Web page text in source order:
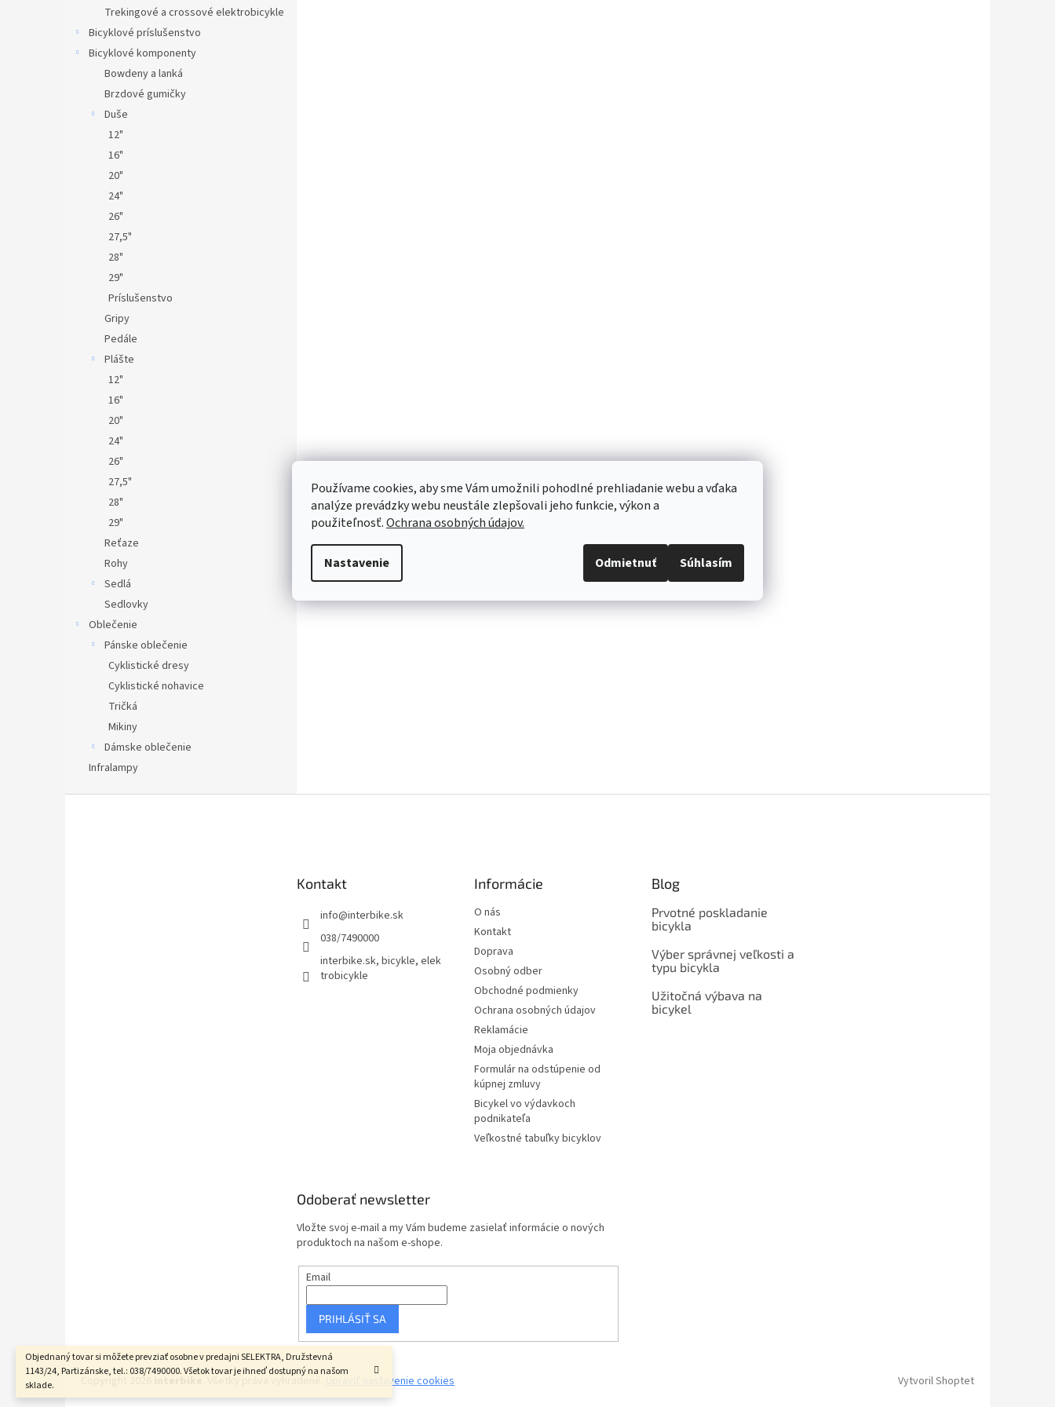
Používame cookies, aby sme Vám umožnili pohodlné prehliadanie webu a vďaka
analýze prevádzky webu neustále zlepšovali jeho funkcie, výkon a
použiteľnosť.Ochrana osobných údajov.
Nastavenie Odmietnuť Súhlasím
Objednaný tovar si môžete prevziať osobne v predajni SELEKTRA, Družstevná
1143/24, Partizánske, tel.: 038/7490000. Všetok tovar je ihneď dostupný na našom
sklade.
Trekingové a crossové elektrobicykle
Bicyklové príslušenstvo
Bicyklové komponenty
Bowdeny a lanká
Brzdové gumičky
Duše
12"
16"
20"
24"
26"
27,5"
28"
29"
Príslušenstvo
Gripy
Pedále
Plášte
12"
16"
20"
24"
26"
27,5"
28"
29"
Reťaze
Rohy
Sedlá
Sedlovky
Oblečenie
Pánske oblečenie
Cyklistické dresy
Cyklistické nohavice
Tričká
Mikiny
Dámske oblečenie
Infralampy
Kontakt
info@interbike.sk
038/7490000
interbike.sk, bicykle, elek
trobicykle
Informácie
O nás
Kontakt
Doprava
Osobný odber
Obchodné podmienky
Ochrana osobných údajov
Reklamácie
Moja objednávka
Formulár na odstúpenie od
kúpnej zmluvy
Bicykel vo výdavkoch
podnikateľa
Veľkostné tabuľky bicyklov
Blog
Prvotné poskladanie
bicykla
Výber správnej veľkosti a
typu bicykla
Užitočná výbava na
bicykel
Odoberať newsletter
Vložte svoj e-mail a my Vám budeme zasielať informácie o nových
produktoch na našom e-shope.
Email
PRIHLÁSIŤ SA
Vytvoril Shoptet
Copyright 2026 Upraviť nastavenie cookies